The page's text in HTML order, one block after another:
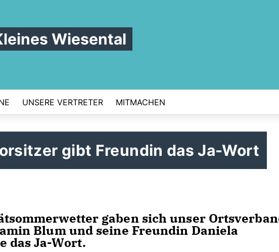
Wiesental
UNSERE VERTRETER MITMACHEN
gibt Freundin das Ja-Wort
gaben sich unser
Blum und seine Freundin Daniela
das Ja-Wort.